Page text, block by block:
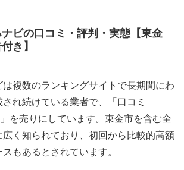
ビの口コミ・評判・実態【東金
き】
は複数のランキングサイトで長期間にわ
れ続けている業者で、「口コミ
を売りにしています。東金市を含む全
広く知られており、初回から比較的高額
もあるとされています。